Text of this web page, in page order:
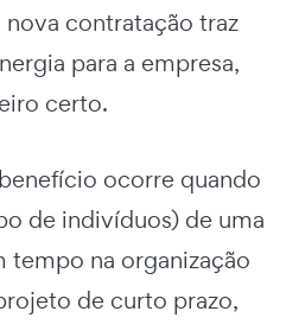
contratação traz
para a empresa,
certo.
ocorre quando
de indivíduos) de uma
tempo na organização
de curto prazo,